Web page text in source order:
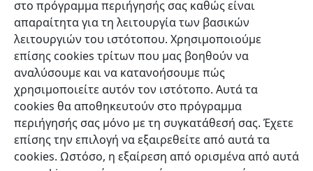
στο πρόγραμμα περιήγησής σας καθώς είναι
απαραίτητα για τη λειτουργία των βασικών
λειτουργιών του ιστότοπου. Χρησιμοποιούμε
επίσης cookies τρίτων που μας βοηθούν να
αναλύσουμε και να κατανοήσουμε πώς
χρησιμοποιείτε αυτόν τον ιστότοπο. Αυτά τα
cookies θα αποθηκευτούν στο πρόγραμμα
περιήγησής σας μόνο με τη συγκατάθεσή σας. Έχετε
επίσης την επιλογή να εξαιρεθείτε από αυτά τα
cookies. Ωστόσο, η εξαίρεση από ορισμένα από αυτά